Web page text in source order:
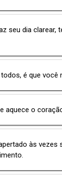
seu dia clarear,
é que você
aquece o
às vezes